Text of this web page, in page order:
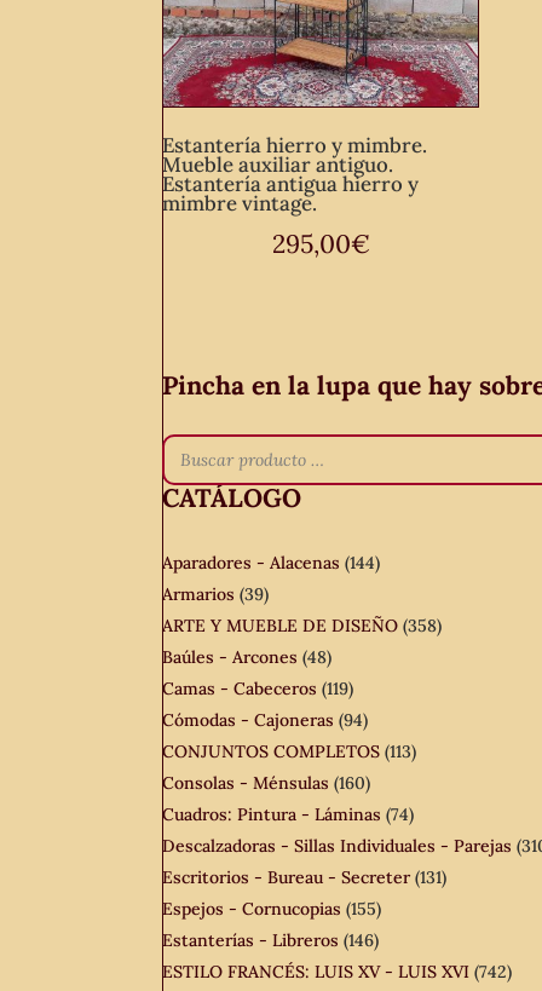
Estantería hierro y mimbre.
Mueble auxiliar antiguo.
Estantería antigua hierro y
mimbre vintage.
295,00€
Pincha en la lupa que hay
CATÁLOGO
Aparadores - Alacenas (144)
Armarios (39)
ARTE Y MUEBLE DE DISEÑO (358)
Baúles - Arcones (48)
Camas - Cabeceros (119)
Cómodas - Cajoneras (94)
CONJUNTOS COMPLETOS (113)
Consolas - Ménsulas (160)
Cuadros: Pintura - Láminas (74)
Descalzadoras - Sillas Individuales - Parejas
Escritorios - Bureau - Secreter (131)
Espejos - Cornucopias (155)
Estanterías - Libreros (146)
ESTILO FRANCÉS: LUIS XV - LUIS XVI (742)